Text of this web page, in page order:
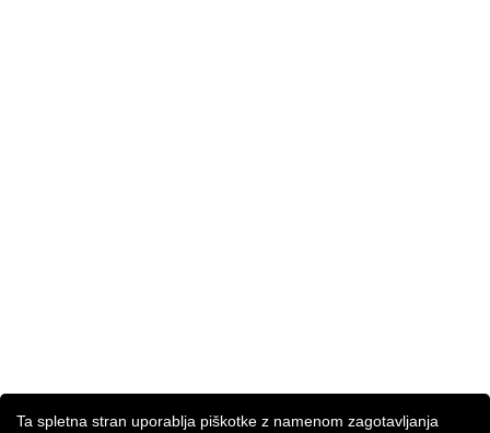
Ta spletna stran uporablja piškotke z namenom zagotavljanja